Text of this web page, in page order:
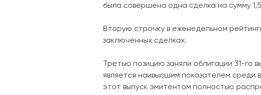
была совершена одна сделка на сумму
Вторую строчку в еженедельном
заключенных сделках.
Третью позицию заняли облигации 31-го
является наивысшим показателем среди
этот выпуск эмитентом полностью